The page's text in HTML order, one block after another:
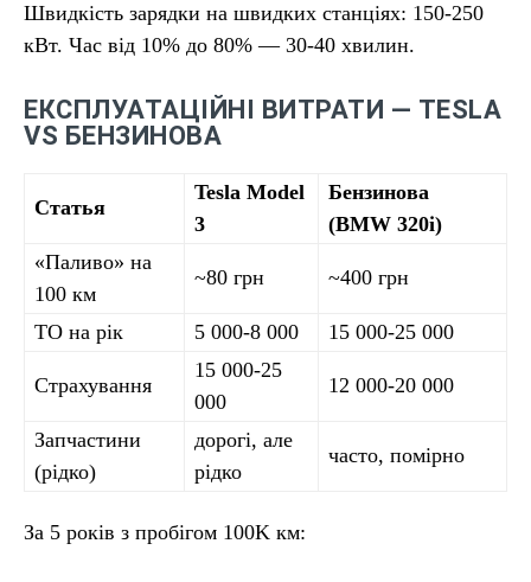
Швидкість зарядки на швидких станціях: 150-250
кВт. Час від 10% до 80% — 30-40 хвилин.
ЕКСПЛУАТАЦІЙНІ ВИТРАТИ — TESLA
VS БЕНЗИНОВА
Статья
Tesla Model
3
Бензинова
(BMW 320i)
«Паливо» на
100 км
~80 грн ~400 грн
ТО на рік 5 000-8 000 15 000-25 000
Страхування
15 000-25
000
12 000-20 000
Запчастини
(рідко)
дорогі, але
рідко
часто, помірно
За 5 років з пробігом 100K км: